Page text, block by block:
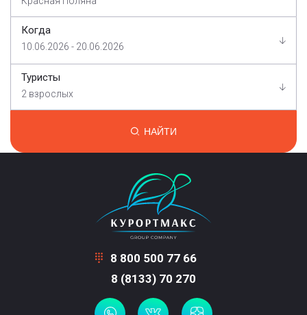
Когда
10.06.2026 - 20.06.2026
Туристы
2 взрослых
НАЙТИ
8 800 500 77 66
8 (8133) 70 270